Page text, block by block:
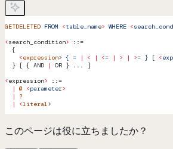
GETDELETED FROM <table_name> WHERE <
<search_condition> ::=
  {
    <
expression> { = | < | <= | > | >= } [ <
  } [ { AND
|
OR } ... ]
<expression> ::=
  |
@ <parameter>
  |
?
  |
<literal>
このページは役に立ちましたか？